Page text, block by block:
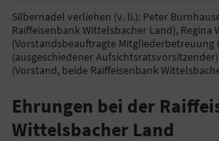
Silbernadel verliehen (v. li.): Peter
Raiffeisenbank Wittelsbacher Land), Regina
(Vorstandsbeauftragte Mitgliederbetreuung
(ausgeschiedener
(Vorstand, beide Raiffeisenbank
Ehrungen bei der
Wittelsbacher Land